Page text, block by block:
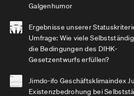
Galgenhumor
Ergebnisse unserer
Umfrage: Wie viele
die Bedingungen des DIHK-
Gesetzentwurfs erfüllen?
Jimdo-ifo Geschäftsklimaindex
Existenzbedrohung bei